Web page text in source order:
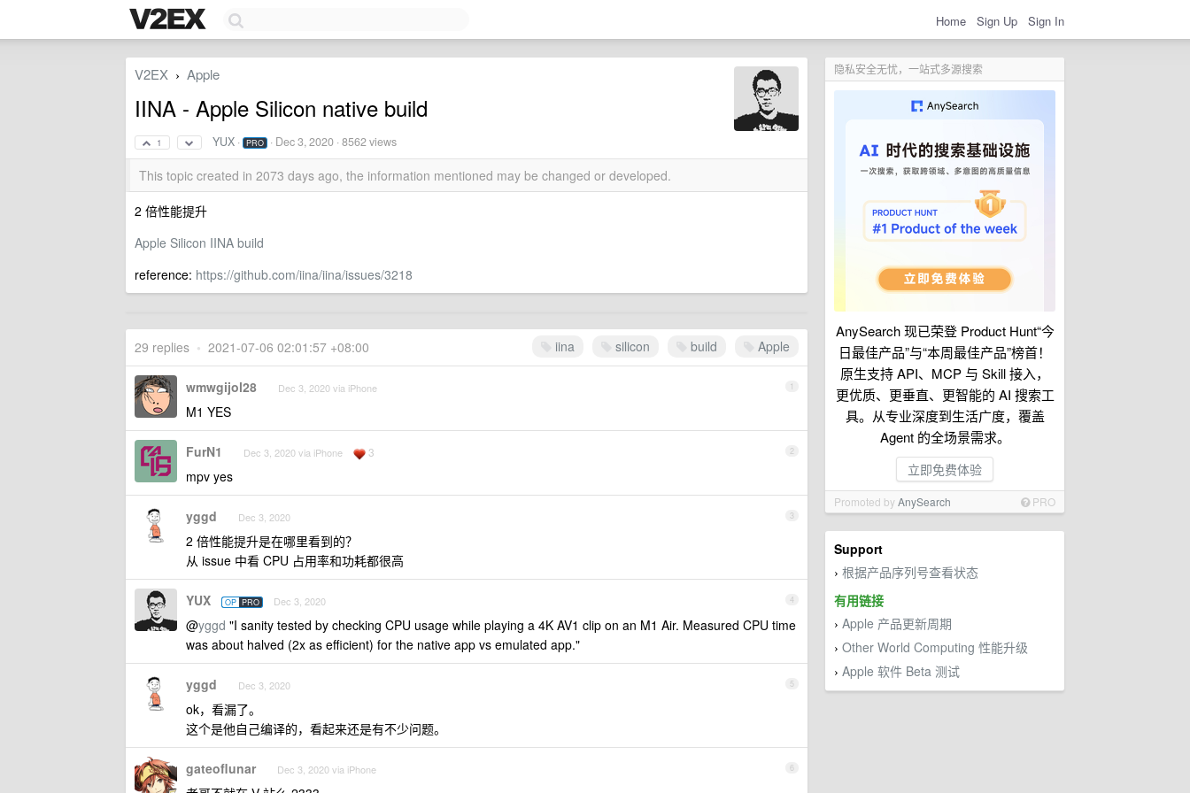
Home Sign Up Sign In
隐私安全无忧，一站式多源搜索
AnySearch 现已荣登 Product Hunt“今
日最佳产品”与“本周最佳产品”榜首！
原生支持 API、MCP 与 Skill 接入，
更优质、更垂直、更智能的 AI 搜索工
具。从专业深度到生活广度，覆盖
Agent 的全场景需求。
立即免费体验
Promoted byAnySearch PRO
Support
› 根据产品序列号查看状态
有用链接
› Apple 产品更新周期
› Other World Computing 性能升级
› Apple 软件 Beta 测试
V2EX › Apple
IINA - Apple Silicon native build
1 YUX · PRO · Dec 3, 2020 · 8562 views
This topic created in 2073 days ago, the information mentioned may be changed or developed.
2 倍性能提升
Apple Silicon IINA build
reference: https://github.com/iina/iina/issues/3218
iina silicon build Apple
29 replies • 2021-07-06 02:01:57 +08:00
1
wmwgijol28 Dec 3, 2020 via iPhone
M1 YES
2
FurN1 Dec 3, 2020 via iPhone 3
mpv yes
3
yggd Dec 3, 2020
2 倍性能提升是在哪里看到的？
从 issue 中看 CPU 占用率和功耗都很高
4
YUX OP PRO Dec 3, 2020
@yggd "I sanity tested by checking CPU usage while playing a 4K AV1 clip on an M1 Air. Measured CPU time
was about halved (2x as efficient) for the native app vs emulated app."
5
yggd Dec 3, 2020
ok，看漏了。
这个是他自己编译的，看起来还是有不少问题。
6
gateoflunar Dec 3, 2020 via iPhone